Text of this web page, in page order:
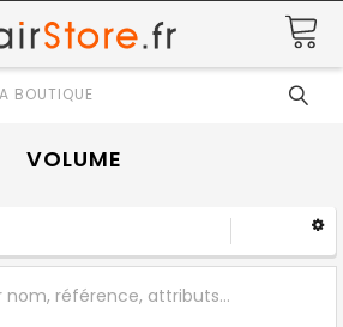
VOLUME